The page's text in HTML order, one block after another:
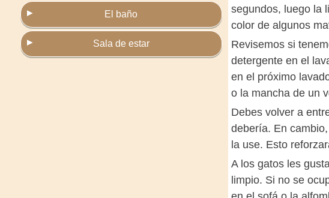
El baño
Sala de estar
segundos, luego la
color de algunos
Revisemos si
detergente en el
en el próximo
o la mancha de un
Debes volver a
debería. En
la use. Esto
A los gatos les
limpio. Si no se